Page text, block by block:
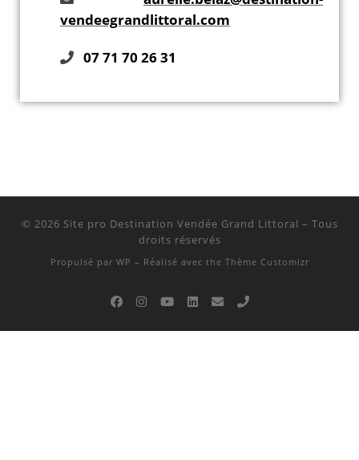
vendeegrandlittoral.com
07 71 70 26 31
© 2026 Site pro Destination Vendée Grand Littoral – Tous
droits réservés
Propulsé par WP – Réalisé avec the Thème Customizr